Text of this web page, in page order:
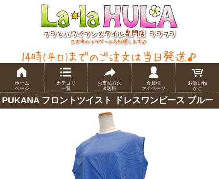
ホーム
ページ
カテゴリ
一覧
お支払方法
&送料
会員様
マイページ
お買い物
かご
PUKANA フロントツイスト ドレスワンピース ブルー